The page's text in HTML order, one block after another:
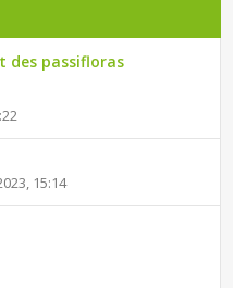
des passifloras
15:14